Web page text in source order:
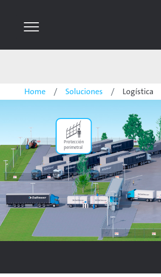
Home Soluciones Logística
Protección
perimetral